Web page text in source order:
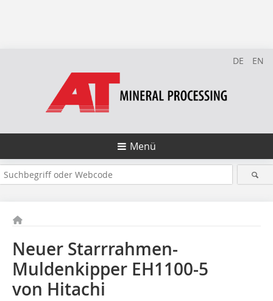
DE EN
Menü
Neuer Starrrahmen-
Muldenkipper EH1100-5
von Hitachi